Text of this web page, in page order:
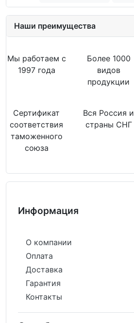
Наши преимущества
Мы работаем с
1997 года
Более 1000
видов
продукции
Сертификат
соответствия
таможенного
союза
Вся Россия и
страны СНГ
Информация
О компании
Оплата
Доставка
Гарантия
Контакты